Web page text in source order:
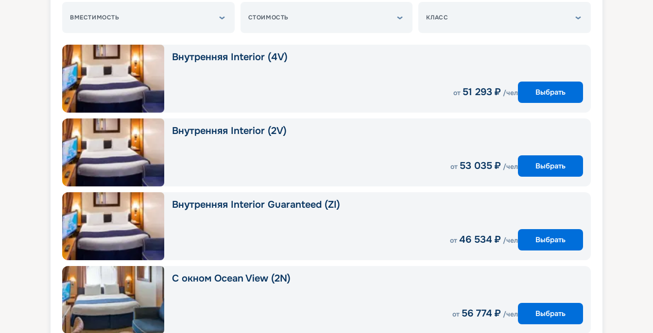
ВМЕСТИМОСТЬ СТОИМОСТЬ КЛАСС
Внутренняя Interior (4V)
от 51 293 ₽ /чел Выбрать
Внутренняя Interior (2V)
от 53 035 ₽ /чел Выбрать
Внутренняя Interior Guaranteed (ZI)
от 46 534 ₽ /чел Выбрать
С окном Ocean View (2N)
от 56 774 ₽ /чел Выбрать